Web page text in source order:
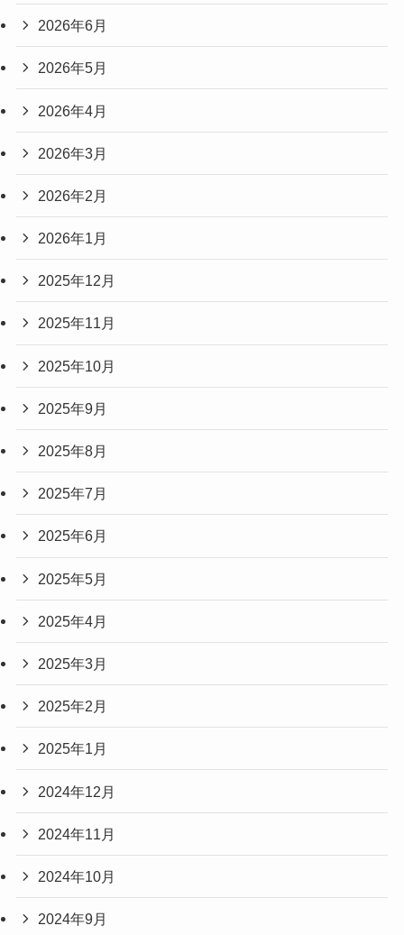
2026年6月
2026年5月
2026年4月
2026年3月
2026年2月
2026年1月
2025年12月
2025年11月
2025年10月
2025年9月
2025年8月
2025年7月
2025年6月
2025年5月
2025年4月
2025年3月
2025年2月
2025年1月
2024年12月
2024年11月
2024年10月
2024年9月